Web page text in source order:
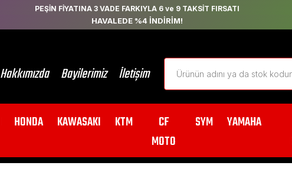
PEŞİN FİYATINA 3 VADE FARKIYLA 6 ve 9 TAKSİT FIRSATI
HAVALEDE %4 İNDİRİM!
Hakkımızda Bayilerimiz İletişim
HONDA KAWASAKI KTM
CF
MOTO
SYM YAMAHA